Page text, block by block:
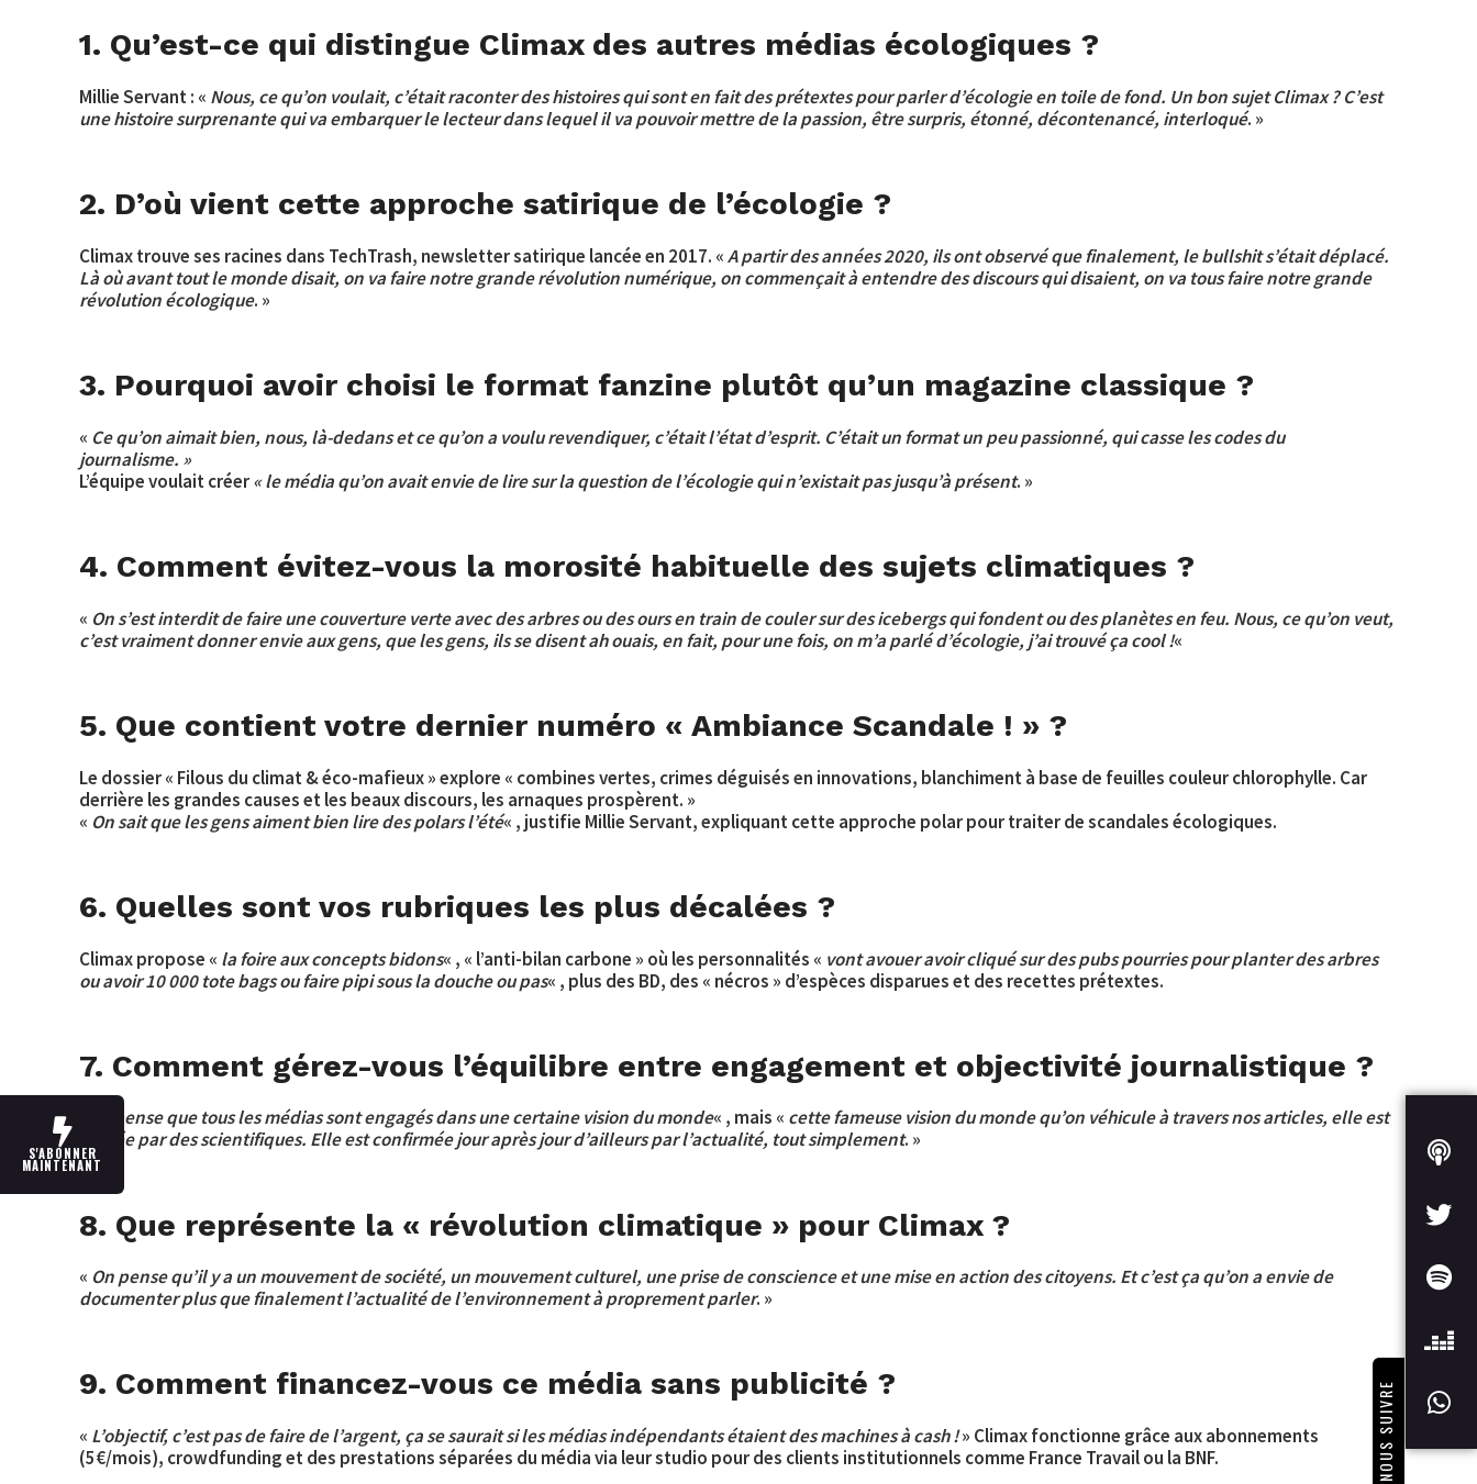
NOUS SUIVRE
S'ABONNER
MAINTENANT
1. Qu’est-ce qui distingue Climax des autres médias écologiques ?
Millie Servant : « Nous, ce qu’on voulait, c’était raconter des histoires qui sont en fait des prétextes pour parler d’écologie en toile de fond. Un bon sujet Climax ? C’est
une histoire surprenante qui va embarquer le lecteur dans lequel il va pouvoir mettre de la passion, être surpris, étonné, décontenancé, interloqué. »
2. D’où vient cette approche satirique de l’écologie ?
Climax trouve ses racines dans TechTrash, newsletter satirique lancée en 2017. «A partir des années 2020, ils ont observé que finalement, le bullshit s’était déplacé.
Là où avant tout le monde disait, on va faire notre grande révolution numérique, on commençait à entendre des discours qui disaient, on va tous faire notre grande
révolution écologique. »
3. Pourquoi avoir choisi le format fanzine plutôt qu’un magazine classique ?
« Ce qu’on aimait bien, nous, là-dedans et ce qu’on a voulu revendiquer, c’était l’état d’esprit. C’était un format un peu passionné, qui casse les codes du
journalisme. »
L’équipe voulait créer« le média qu’on avait envie de lire sur la question de l’écologie qui n’existait pas jusqu’à présent. »
4. Comment évitez-vous la morosité habituelle des sujets climatiques ?
« On s’est interdit de faire une couverture verte avec des arbres ou des ours en train de couler sur des icebergs qui fondent ou des planètes en feu. Nous, ce qu’on veut,
c’est vraiment donner envie aux gens, que les gens, ils se disent ah ouais, en fait, pour une fois, on m’a parlé d’écologie, j’ai trouvé ça cool !«
5. Que contient votre dernier numéro « Ambiance Scandale ! » ?
Le dossier « Filous du climat & éco-mafieux » explore « combines vertes, crimes déguisés en innovations, blanchiment à base de feuilles couleur chlorophylle. Car
derrière les grandes causes et les beaux discours, les arnaques prospèrent. »
« On sait que les gens aiment bien lire des polars l’été« , justifie Millie Servant, expliquant cette approche polar pour traiter de scandales écologiques.
6. Quelles sont vos rubriques les plus décalées ?
Climax propose « la foire aux concepts bidons« , « l’anti-bilan carbone » où les personnalités « vont avouer avoir cliqué sur des pubs pourries pour planter des arbres
ou avoir 10 000 tote bags ou faire pipi sous la douche ou pas« , plus des BD, des « nécros » d’espèces disparues et des recettes prétextes.
7. Comment gérez-vous l’équilibre entre engagement et objectivité journalistique ?
Je pense que tous les médias sont engagés dans une certaine vision du monde« , mais « cette fameuse vision du monde qu’on véhicule à travers nos articles, elle est
étayée par des scientifiques. Elle est confirmée jour après jour d’ailleurs par l’actualité, tout simplement. »
8. Que représente la « révolution climatique » pour Climax ?
« On pense qu’il y a un mouvement de société, un mouvement culturel, une prise de conscience et une mise en action des citoyens. Et c’est ça qu’on a envie de
documenter plus que finalement l’actualité de l’environnement à proprement parler. »
9. Comment financez-vous ce média sans publicité ?
« L’objectif, c’est pas de faire de l’argent, ça se saurait si les médias indépendants étaient des machines à cash !» Climax fonctionne grâce aux abonnements
(5€/mois), crowdfunding et des prestations séparées du média via leur studio pour des clients institutionnels comme France Travail ou la BNF.